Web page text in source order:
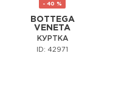
- 40 %
BOTTEGA
VENETA
КУРТКА
ID: 42971